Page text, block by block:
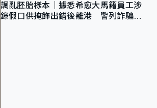
調亂胚胎樣本｜據悉希愈大馬籍員工涉
錄假口供掩飾出錯後離港 警列詐騙